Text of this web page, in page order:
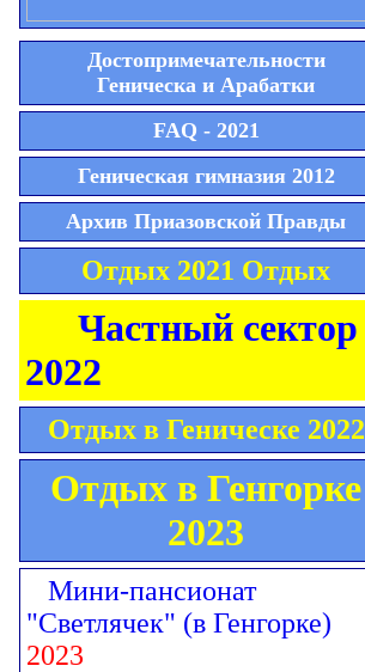
Достопримечательности
Геническа и Арабатки
FAQ - 2021
Геническая гимназия 2012
Архив Приазовской Правды
Отдых 2021 Отдых
Частный сектор
2022
Отдых в Геническе 2022
Отдых в Генгорке
2023
Мини-пансионат
"Светлячек" (в Генгорке)
2023